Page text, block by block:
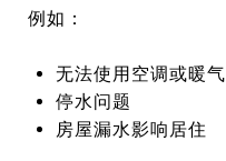
例如：
无法使用空调或暖气
停水问题
房屋漏水影响居住